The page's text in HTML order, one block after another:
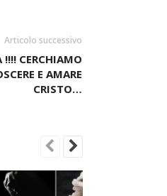
Articolo successivo
CERCHIAMO
E AMARE
CRISTO…